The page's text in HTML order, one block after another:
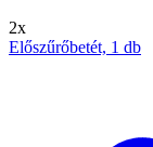
2x
Előszűrőbetét, 1 db